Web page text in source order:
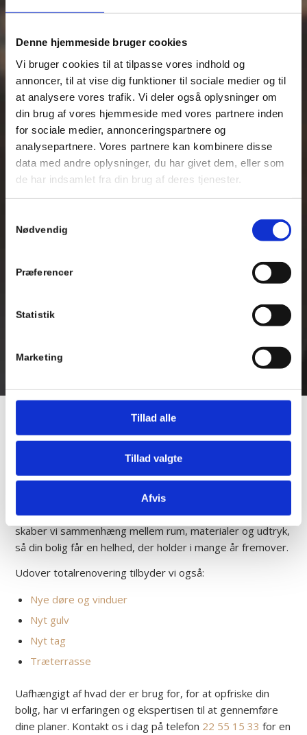
Denne hjemmeside bruger cookies
Vi bruger cookies til at tilpasse vores indhold og
annoncer, til at vise dig funktioner til sociale medier og til
at analysere vores trafik. Vi deler også oplysninger om
din brug af vores hjemmeside med vores partnere inden
for sociale medier, annonceringspartnere og
analysepartnere. Vores partnere kan kombinere disse
data med andre oplysninger, du har givet dem, eller som
de har indsamlet fra din brug af deres tjenester.
Nødvendig
Præferencer
Statistik
Marketing
Tillad alle
Tillad valgte
Afvis
Giv boligen nyt liv med totalrenovering
En totalrenovering er den ideelle løsning, hvis du ønsker at
forny og optimere hele hjemmet på én gang. Ved at samle
alle projekter i ét gennemarbejdet forløb, sikrer vi en rød
tråd i både stil, kvalitet og funktion. Hos Brødrene Tuekær
skaber vi sammenhæng mellem rum, materialer og udtryk,
så din bolig får en helhed, der holder i mange år fremover.
Udover totalrenovering tilbyder vi også:
Nye døre og vinduer
Nyt gulv
Nyt tag
Træterrasse
Uafhængigt af hvad der er brug for, for at opfriske din
bolig, har vi erfaringen og ekspertisen til at gennemføre
dine planer. Kontakt os i dag på telefon 22 55 15 33 for en